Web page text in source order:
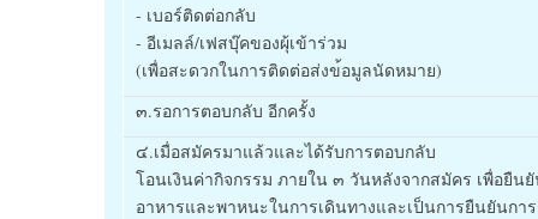
- เบอร์ติดต่อกลับ
- อีเมลล์/เฟสบุ๊คของผุ้เข้าร่วม
(เพื่อสะดวกในการติดต่อส่งข้อมูลนัดหมาย)
๓.รอการตอบกลับ อีกครั้ง
๔.เมื่อสมัครมาแล้วและได้รับการตอบกลับ
โอนเงินค่ากิจกรรม ภายใน ๓ วันหลังจากสมัคร เพื่อยืน
อาหารและพาหนะในการเดินทางและเป็นการยืนยันกา